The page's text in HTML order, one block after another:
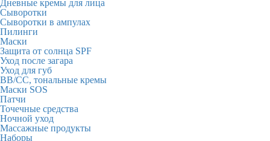
Дневные кремы для лица
Сыворотки
Сыворотки в ампулах
Пилинги
Маски
Защита от солнца SPF
Уход после загара
Уход для губ
BB/CC, тональные кремы
Маски SOS
Патчи
Точечные средства
Ночной уход
Массажные продукты
Наборы